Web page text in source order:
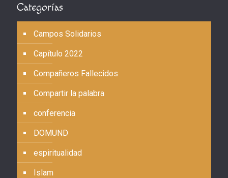
Categorías
Campos Solidarios
Capítulo 2022
Compañeros Fallecidos
Compartir la palabra
conferencia
DOMUND
espiritualidad
Islam